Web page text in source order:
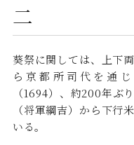
二
葵祭に関しては、上下
ら京都所司代を通
（1694）、約200年ぶ
（将軍綱吉）から下行
いる。